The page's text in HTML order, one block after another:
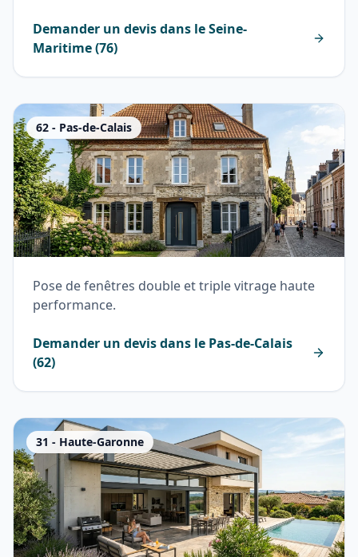
Demander un devis dans leSeine-
Maritime(76)
62 - Pas-de-Calais
Pose de fenêtres double et triple vitrage haute
performance.
Demander un devis dans le Pas-de-Calais
(62)
31 - Haute-Garonne